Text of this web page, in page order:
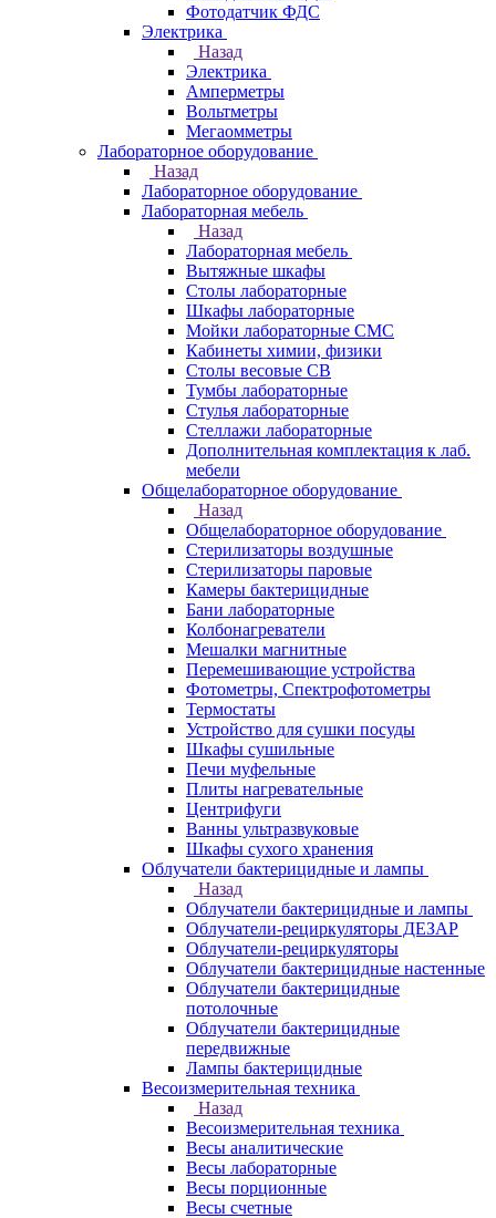
Фотодатчик ФДС
Электрика
Назад
Электрика
Амперметры
Вольтметры
Мегаомметры
Лабораторное оборудование
Назад
Лабораторное оборудование
Лабораторная мебель
Назад
Лабораторная мебель
Вытяжные шкафы
Столы лабораторные
Шкафы лабораторные
Мойки лабораторные СМС
Кабинеты химии, физики
Столы весовые СВ
Тумбы лабораторные
Стулья лабораторные
Стеллажи лабораторные
Дополнительная комплектация к лаб.
мебели
Общелабораторное оборудование
Назад
Общелабораторное оборудование
Стерилизаторы воздушные
Стерилизаторы паровые
Камеры бактерицидные
Бани лабораторные
Колбонагреватели
Мешалки магнитные
Перемешивающие устройства
Фотометры, Спектрофотометры
Термостаты
Устройство для сушки посуды
Шкафы сушильные
Печи муфельные
Плиты нагревательные
Центрифуги
Ванны ультразвуковые
Шкафы сухого хранения
Облучатели бактерицидные и лампы
Назад
Облучатели бактерицидные и лампы
Облучатели-рециркуляторы ДЕЗАР
Облучатели-рециркуляторы
Облучатели бактерицидные настенные
Облучатели бактерицидные
потолочные
Облучатели бактерицидные
передвижные
Лампы бактерицидные
Весоизмерительная техника
Назад
Весоизмерительная техника
Весы аналитические
Весы лабораторные
Весы порционные
Весы счетные